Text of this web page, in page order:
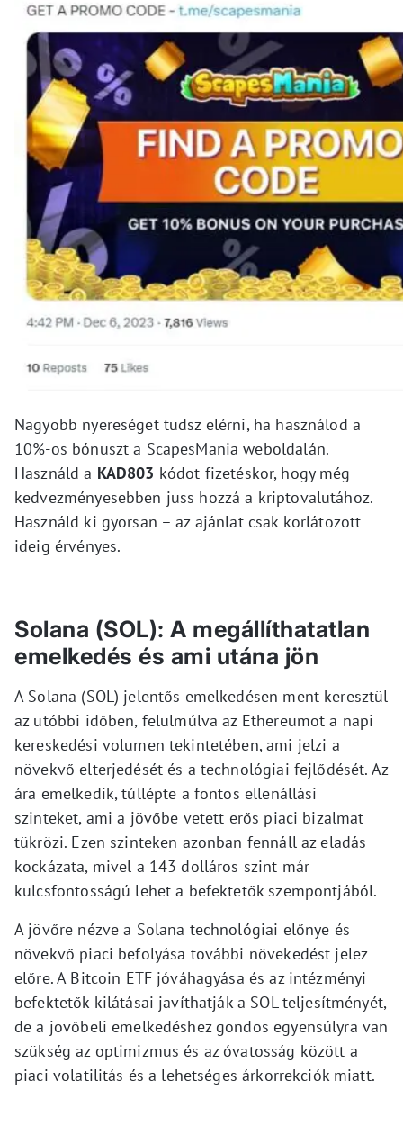
Nagyobb nyereséget tudsz elérni, ha használod a
10%-os bónuszt a ScapesMania weboldalán.
Használd a KAD803 kódot fizetéskor, hogy még
kedvezményesebben juss hozzá a kriptovalutához.
Használd ki gyorsan – az ajánlat csak korlátozott
ideig érvényes.
Solana (SOL): A megállíthatatlan
emelkedés és ami utána jön
A Solana (SOL) jelentős emelkedésen ment keresztül
az utóbbi időben, felülmúlva az Ethereumot a napi
kereskedési volumen tekintetében, ami jelzi a
növekvő elterjedését és a technológiai fejlődését. Az
ára emelkedik, túllépte a fontos ellenállási
szinteket, ami a jövőbe vetett erős piaci bizalmat
tükrözi. Ezen szinteken azonban fennáll az eladás
kockázata, mivel a 143 dolláros szint már
kulcsfontosságú lehet a befektetők szempontjából.
A jövőre nézve a Solana technológiai előnye és
növekvő piaci befolyása további növekedést jelez
előre. A Bitcoin ETF jóváhagyása és az intézményi
befektetők kilátásai javíthatják a SOL teljesítményét,
de a jövőbeli emelkedéshez gondos egyensúlyra van
szükség az optimizmus és az óvatosság között a
piaci volatilitás és a lehetséges árkorrekciók miatt.